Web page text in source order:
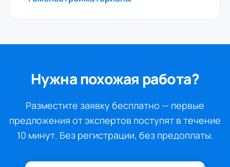
Нужна похожая работа?
Разместите заявку бесплатно — первые
предложения от экспертов поступят в течение
10 минут. Без регистрации, без предоплаты.